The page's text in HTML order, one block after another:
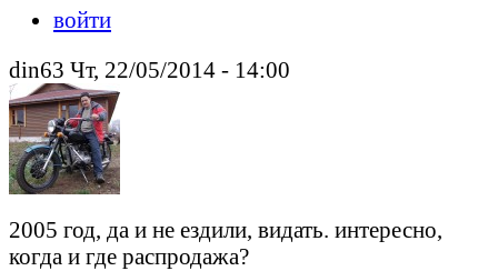
войти
din63 Чт, 22/05/2014 - 14:00
2005 год, да и не ездили, видать. интересно,
когда и где распродажа?